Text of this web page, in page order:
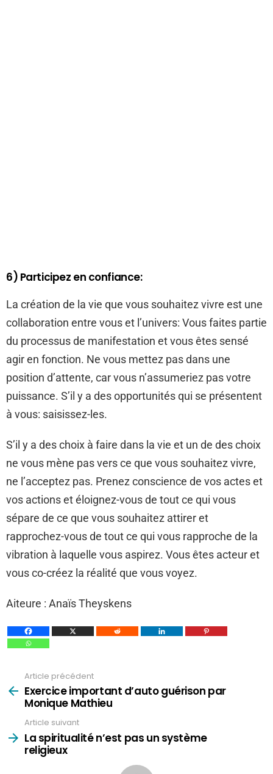
6) Participez en confiance:
La création de la vie que vous souhaitez vivre est une
collaboration entre vous et l’univers: Vous faites partie
du processus de manifestation et vous êtes sensé
agir en fonction. Ne vous mettez pas dans une
position d’attente, car vous n’assumeriez pas votre
puissance. S’il y a des opportunités qui se présentent
à vous: saisissez-les.
S’il y a des choix à faire dans la vie et un de des choix
ne vous mène pas vers ce que vous souhaitez vivre,
ne l’acceptez pas. Prenez conscience de vos actes et
vos actions et éloignez-vous de tout ce qui vous
sépare de ce que vous souhaitez attirer et
rapprochez-vous de tout ce qui vous rapproche de la
vibration à laquelle vous aspirez. Vous êtes acteur et
vous co-créez la réalité que vous voyez.
Aiteure : Anaïs Theyskens
plus
Article précédent
Exercice important d’auto guérison par
Monique Mathieu
Article suivant
La spiritualité n’est pas un système
religieux